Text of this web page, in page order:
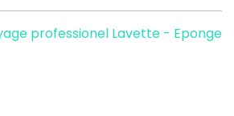
professionel Lavette - Eponge